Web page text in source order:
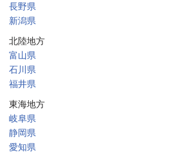
長野県
新潟県
北陸地方
富山県
石川県
福井県
東海地方
岐阜県
静岡県
愛知県